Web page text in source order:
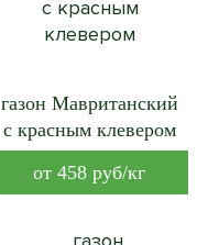
газон Мавританский
с красным клевером
от 458 руб/кг